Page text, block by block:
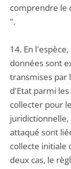
comprendre le
".
14. En
données sont
transmises par
d'Etat parmi
collecter pour
juridictionnelle,
attaqué sont
collecte initiale
deux cas, le